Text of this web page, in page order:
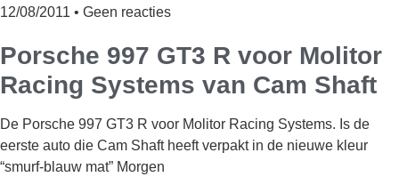
12/08/2011
Geen reacties
Porsche 997 GT3 R voor Molitor
Racing Systems van Cam Shaft
De Porsche 997 GT3 R voor Molitor Racing Systems. Is de
eerste auto die Cam Shaft heeft verpakt in de nieuwe kleur
“smurf-blauw mat” Morgen